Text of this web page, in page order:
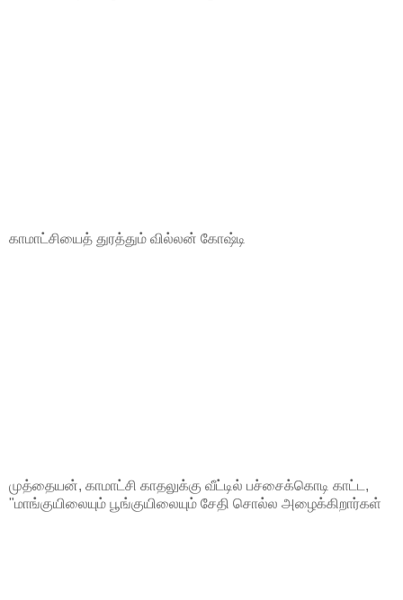
காமாட்சியைத் துரத்தும் வில்லன் கோஷ்டி
முத்தையன், காமாட்சி காதலுக்கு வீட்டில் பச்சைக்கொடி காட்ட,
"மாங்குயிலையும் பூங்குயிலையும் சேதி சொல்ல அழைக்கிறார்கள்